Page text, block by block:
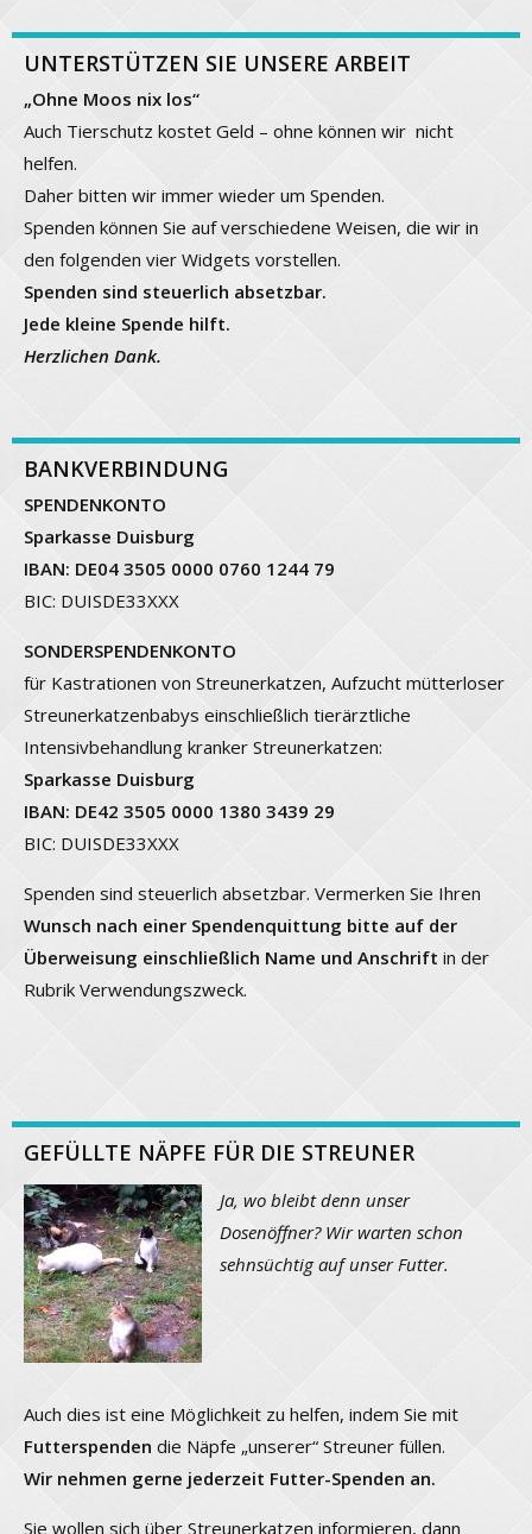
UNTERSTÜTZEN SIE UNSERE ARBEIT
„Ohne Moos nix los“
Auch Tierschutz kostet Geld – ohne können wir nicht
helfen.
Daher bitten wir immer wieder um Spenden.
Spenden können Sie auf verschiedene Weisen, die wir in
den folgenden vier Widgets vorstellen.
Spenden sind steuerlich absetzbar.
Jede kleine Spende hilft.
Herzlichen Dank.
BANKVERBINDUNG
SPENDENKONTO
Sparkasse Duisburg
IBAN: DE04 3505 0000 0760 1244 79
BIC: DUISDE33XXX
SONDERSPENDENKONTO
für Kastrationen von Streunerkatzen, Aufzucht mütterloser
Streunerkatzenbabys einschließlich tierärztliche
Intensivbehandlung kranker Streunerkatzen:
Sparkasse Duisburg
IBAN: DE42 3505 0000 1380 3439 29
BIC: DUISDE33XXX
Spenden sind steuerlich absetzbar. Vermerken Sie Ihren
Wunsch nach einer Spendenquittung bitte auf der
Überweisung einschließlich Name und Anschrift in der
Rubrik Verwendungszweck.
GEFÜLLTE NÄPFE FÜR DIE STREUNER
Ja, wo bleibt denn unser
Dosenöffner? Wir warten schon
sehnsüchtig auf unser Futter.
Auch dies ist eine Möglichkeit zu helfen, indem Sie mit
Futterspenden die Näpfe „unserer“ Streuner füllen.
Wir nehmen gerne jederzeit Futter-Spenden an.
Sie wollen sich über Streunerkatzen informieren, dann